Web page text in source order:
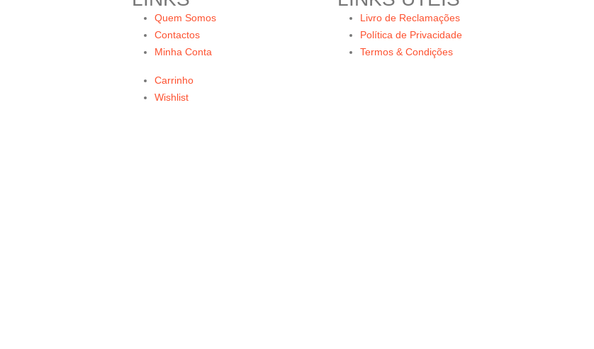
Quem Somos
Contactos
Minha Conta
Carrinho
Wishlist
Livro de Reclamações
Política de Privacidade
Termos & Condições